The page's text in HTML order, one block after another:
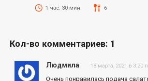
1 час. 30 мин. 6
Кол-во комментариев: 1
Людмила 18 марта, 2021 в 3:20
Очень понравилась подача